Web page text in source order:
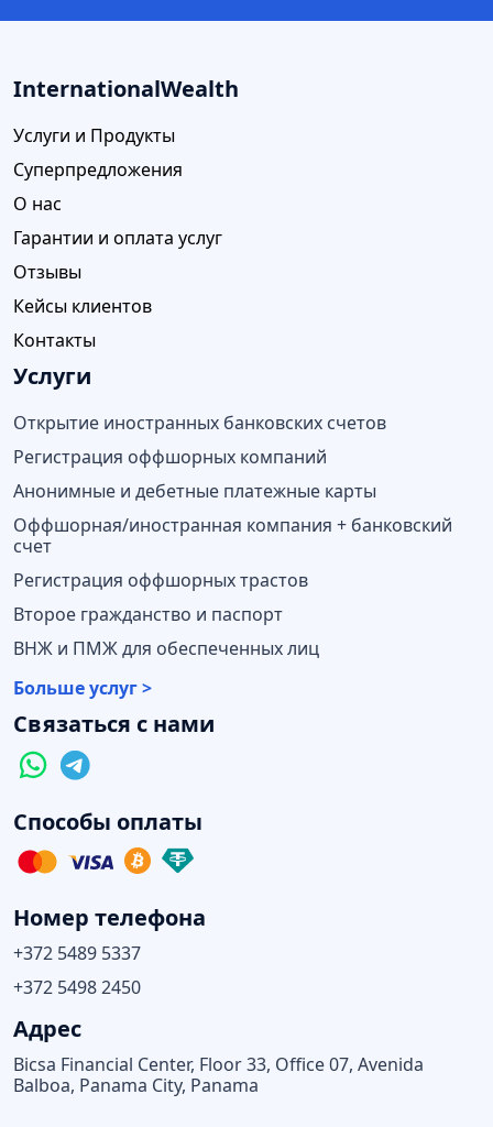
InternationalWealth
Услуги и Продукты
Суперпредложения
О нас
Гарантии и оплата услуг
Отзывы
Кейсы клиентов
Контакты
Услуги
Открытие иностранных банковских счетов
Регистрация оффшорных компаний
Анонимные и дебетные платежные карты
Оффшорная/иностранная компания + банковский
счет
Регистрация оффшорных трастов
Второе гражданство и паспорт
ВНЖ и ПМЖ для обеспеченных лиц
Больше услуг >
Связаться с нами
Способы оплаты
Номер телефона
+372 5489 5337
+372 5498 2450
Адрес
Bicsa Financial Center, Floor 33, Office 07, Avenida
Balboa, Panama City, Panama